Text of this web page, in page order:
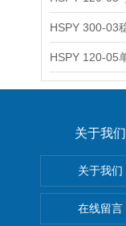
关于我们
关于我们
在线留言